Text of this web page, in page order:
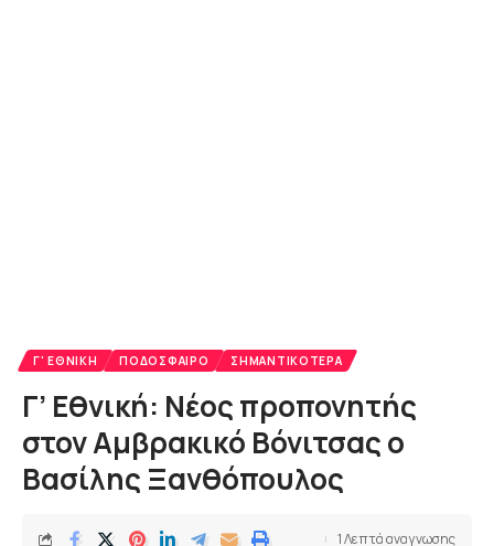
Γ' ΕΘΝΙΚΉ ΠΟΔΌΣΦΑΙΡΟ ΣΗΜΑΝΤΙΚΌΤΕΡΑ
Γ’ Εθνική: Νέος προπονητής
στον Αμβρακικό Βόνιτσας ο
Βασίλης Ξανθόπουλος
1 Λεπτά αναγνωσης